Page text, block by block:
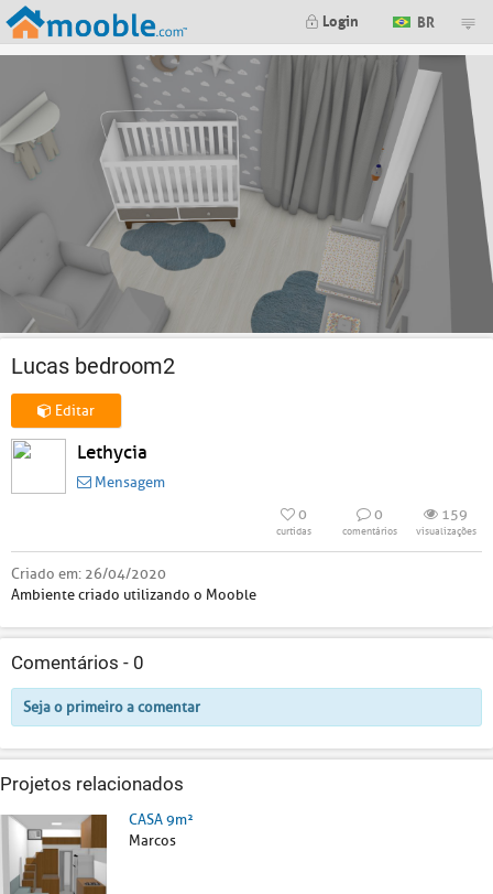
Login BR
Lucas bedroom2
Editar
Lethycia
Mensagem
0
curtidas
0
comentários
159
visualizações
Criado em: 26/04/2020
Ambiente criado utilizando o Mooble
Comentários - 0
Seja o primeiro a comentar
Projetos relacionados
CASA 9m²
Marcos